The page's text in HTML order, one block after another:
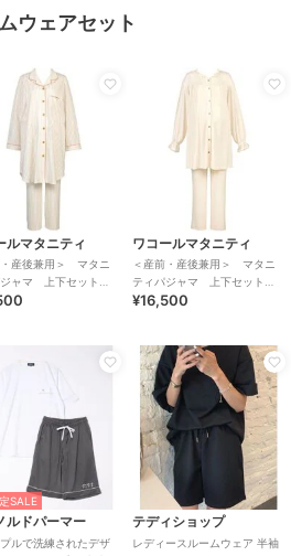
ウェアセット
ルマタニティ
・産後兼用＞ マタニ
ャマ 上下セット
１１６）
ワコールマタニティ
＜産前・産後兼用＞ マタニ
ティパジャマ 上下セット
（ＭＦＹ２３５）
¥16,500
SALE
ルドパーマー
プルで洗練されたデザ
テディショップ
レディースルームウェア 半袖